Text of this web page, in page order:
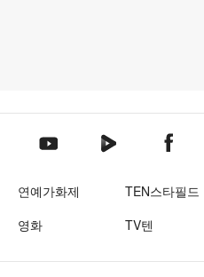
텐아시아 유튜브텐아시아 네이버TV
텐아시
연예가화제 TEN스타필드
영화
TV텐